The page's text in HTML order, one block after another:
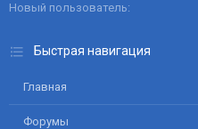
Новый пользователь
Быстрая навигация
Главная
Форумы